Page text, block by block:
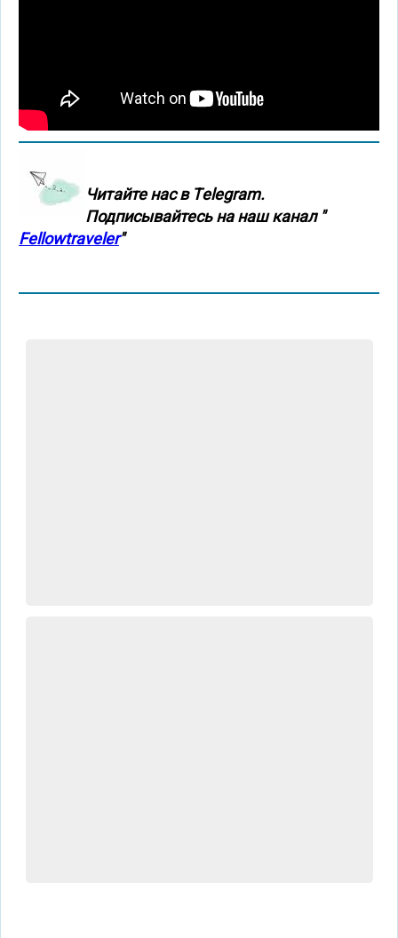
Читайте нас в Тelegram.
Подписывайтесь на наш канал "
Fellowtraveler"